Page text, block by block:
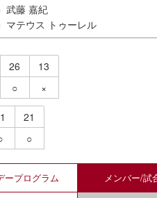
武藤 嘉紀
マテウス トゥーレル
26
○
13
×
21
○
ープログラム メンバー/試